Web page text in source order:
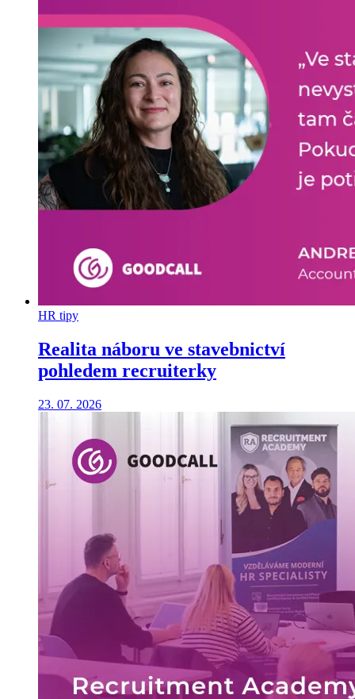
HR tipy
Realita náboru ve stavebnictví
pohledem recruiterky
23. 07. 2026